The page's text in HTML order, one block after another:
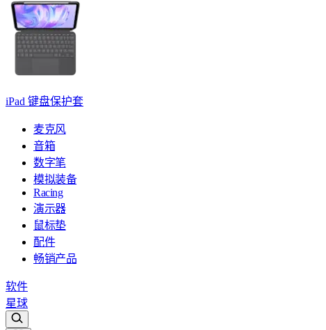
iPad 键盘保护套
麦克风
音箱
数字笔
模拟装备
Racing
演示器
鼠标垫
配件
畅销产品
软件
星球